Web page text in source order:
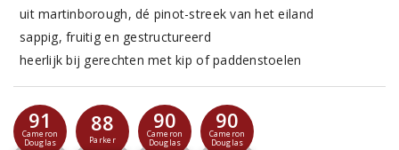
uit martinborough, dé pinot-streek van het eiland
sappig, fruitig en gestructureerd
heerlijk bij gerechten met kip of paddenstoelen
91
Cameron
Douglas
88
Parker
90
Cameron
Douglas
90
Cameron
Douglas